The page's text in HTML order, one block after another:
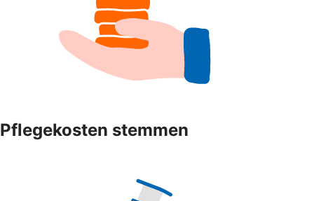
Pflegekosten stemmen